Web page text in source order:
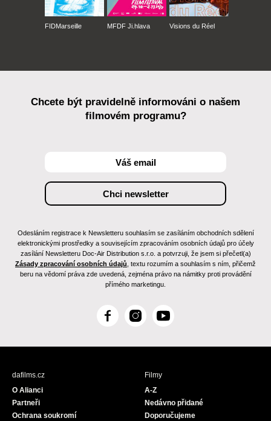
FIDMarseille MFDF Ji.hlava Visions du Réel
Chcete být pravidelně informováni o našem
filmovém programu?
Odesláním registrace k Newsletteru souhlasím se zasíláním obchodních sdělení
elektronickými prostředky a souvisejícím zpracováním osobních údajů pro účely
zasílání Newsletteru Doc-Air Distribution s.r.o. a potvrzuji, že jsem si přečetl(a)
Zásady zpracování osobních údajů , textu rozumím a souhlasím s ním, přičemž
beru na vědomí práva zde uvedená, zejména právo na námitky proti provádění
přímého marketingu.
F
c
I
s
Y
u
dafilms.cz
O Alianci
Partneři
Ochrana soukromí
Filmy
A-Z
Nedávno přidané
Doporučujeme